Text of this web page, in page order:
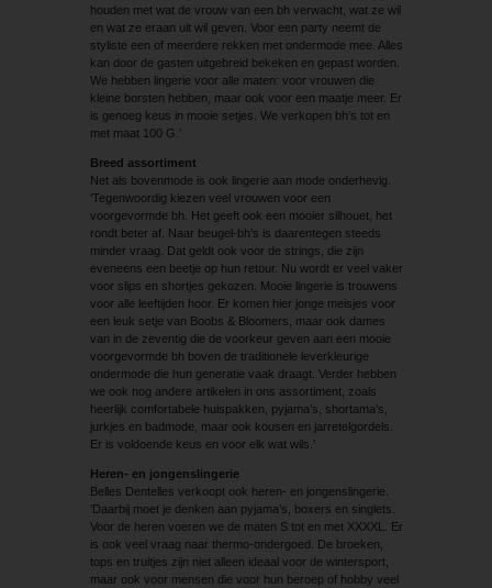
houden met wat de vrouw van een bh verwacht, wat ze wil
en wat ze eraan uit wil geven. Voor een party neemt de
styliste een of meerdere rekken met ondermode mee. Alles
kan door de gasten uitgebreid bekeken en gepast worden.
We hebben lingerie voor alle maten: voor vrouwen die
kleine borsten hebben, maar ook voor een maatje meer. Er
is genoeg keus in mooie setjes. We verkopen bh’s tot en
met maat 100 G.’
Breed assortiment
Net als bovenmode is ook lingerie aan mode onderhevig.
‘Tegenwoordig kiezen veel vrouwen voor een
voorgevormde bh. Het geeft ook een mooier silhouet, het
rondt beter af. Naar beugel-bh’s is daarentegen steeds
minder vraag. Dat geldt ook voor de strings, die zijn
eveneens een beetje op hun retour. Nu wordt er veel vaker
voor slips en shortjes gekozen. Mooie lingerie is trouwens
voor alle leeftijden hoor. Er komen hier jonge meisjes voor
een leuk setje van Boobs & Bloomers, maar ook dames
van in de zeventig die de voorkeur geven aan een mooie
voorgevormde bh boven de traditionele leverkleurige
ondermode die hun generatie vaak draagt. Verder hebben
we ook nog andere artikelen in ons assortiment, zoals
heerlijk comfortabele huispakken, pyjama’s, shortama’s,
jurkjes en badmode, maar ook kousen en ­jarretelgordels.
Er is voldoende keus en voor elk wat wils.’
Heren- en jongenslingerie
Belles Dentelles verkoopt ook heren- en jongenslingerie.
‘Daarbij moet je denken aan pyjama’s, boxers en singlets.
Voor de heren voeren we de maten S tot en met XXXXL. Er
is ook veel vraag naar thermo-ondergoed. De broeken,
tops en truitjes zijn niet alleen ideaal voor de wintersport,
maar ook voor mensen die voor hun beroep of hobby veel